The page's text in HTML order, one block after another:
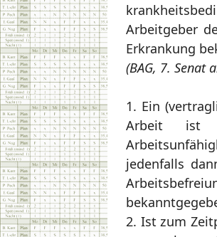
Arbeitgeber
Erkrankung
(BAG, 7. Senat
1. Ein
Arbeit ist
jedenfalls
2. Ist zum